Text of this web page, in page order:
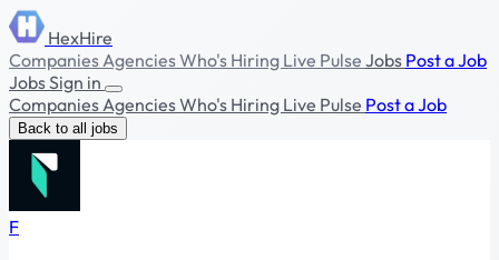
HexHire
CompaniesAgenciesWho's Hiring Live Pulse Jobs Post a Job
JobsSign in
CompaniesAgenciesWho's Hiring Live Pulse Post a Job
Back to all jobs
F